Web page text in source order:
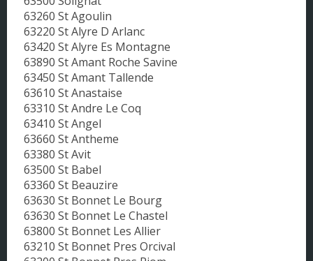
63260 St Agoulin
63220 St Alyre D Arlanc
63420 St Alyre Es Montagne
63890 St Amant Roche Savine
63450 St Amant Tallende
63610 St Anastaise
63310 St Andre Le Coq
63410 St Angel
63660 St Antheme
63380 St Avit
63500 St Babel
63360 St Beauzire
63630 St Bonnet Le Bourg
63630 St Bonnet Le Chastel
63800 St Bonnet Les Allier
63210 St Bonnet Pres Orcival